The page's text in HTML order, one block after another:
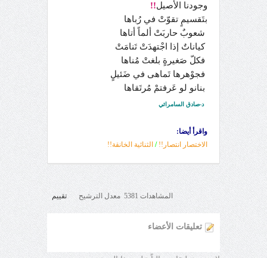
وجودنا الأصيل!!
بتَقسيمٍ تقوّتْ في رُباها
شعوبٌ حاربَتْ ألماً أتاها
كياناتٌ إذا اجْتهدَتْ تَنامَتْ
فكلّ صَغيرةٍ بلغتْ مُناها
فجوْهرها تَماهى في ضَئيلٍ
بنانو لو عَرفتمْ مُرتَقاها
د-صادق السامرائي
واقرأ أيضا:
الاختصار انتصار!! / الثنائية الخانقة!!
المشاهدات 5381 معدل الترشيح تقييم
تعليقات الأعضاء